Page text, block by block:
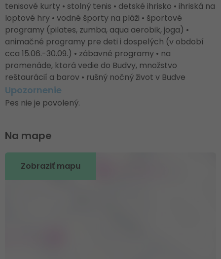
tenisové kurty • stolný tenis • detské ihrisko • ihriská na
loptové hry • vodné športy na pláži • športové
programy (pilates, zumba, aqua aerobik, joga) •
animačné programy pre deti i dospelých (v období
cca 15.06.-30.09.) • zábavné programy • na
promenáde, ktorá vedie do Budvy, množstvo
reštaurácií a barov • rušný nočný život v Budve
Upozornenie
Pes nie je povolený.
Na mape
Zobraziť mapu